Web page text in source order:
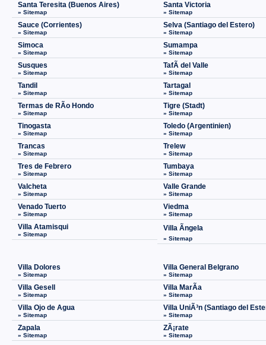
Santa Teresita (Buenos Aires)
» Sitemap
Santa Victoria
» Sitemap
Sauce (Corrientes)
» Sitemap
Selva (Santiago del Estero)
» Sitemap
Simoca
» Sitemap
Sumampa
» Sitemap
Susques
» Sitemap
TafÃ­ del Valle
» Sitemap
Tandil
» Sitemap
Tartagal
» Sitemap
Termas de RÃ­o Hondo
» Sitemap
Tigre (Stadt)
» Sitemap
Tinogasta
» Sitemap
Toledo (Argentinien)
» Sitemap
Trancas
» Sitemap
Trelew
» Sitemap
Tres de Febrero
» Sitemap
Tumbaya
» Sitemap
Valcheta
» Sitemap
Valle Grande
» Sitemap
Venado Tuerto
» Sitemap
Viedma
» Sitemap
Villa Atamisqui
» Sitemap
Villa Ãngela
» Sitemap
Villa Dolores
» Sitemap
Villa General Belgrano
» Sitemap
Villa Gesell
» Sitemap
Villa MarÃ­a
» Sitemap
Villa Ojo de Agua
» Sitemap
Villa UniÃ³n (Santiago del
» Sitemap
Zapala
» Sitemap
ZÃ¡rate
» Sitemap